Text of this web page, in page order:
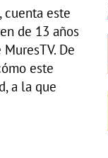
cuenta este
de 13 años
De
este
a la que